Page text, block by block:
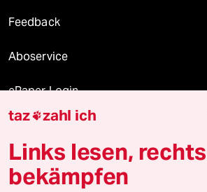
Feedback
Aboservice
ePaper Login
Downloads für Abonnierende
© 2026 taz Verlags und Vertriebs GmbH
taz zahl ich
Links lesen, rechts
bekämpfen